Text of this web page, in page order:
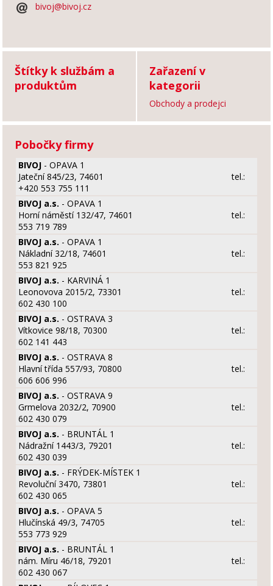
bivoj@bivoj.cz
Štítky k službám a
produktům
Zařazení v
kategorii
Obchody a prodejci
Pobočky firmy
BIVOJ - OPAVA 1
Jateční 845/23, 74601
tel.:
+420 553 755 111
BIVOJ a.s. - OPAVA 1
Horní náměstí 132/47, 74601
tel.:
553 719 789
BIVOJ a.s. - OPAVA 1
Nákladní 32/18, 74601
tel.:
553 821 925
BIVOJ a.s. - KARVINÁ 1
Leonovova 2015/2, 73301
tel.:
602 430 100
BIVOJ a.s. - OSTRAVA 3
Vítkovice 98/18, 70300
tel.:
602 141 443
BIVOJ a.s. - OSTRAVA 8
Hlavní třída 557/93, 70800
tel.:
606 606 996
BIVOJ a.s. - OSTRAVA 9
Grmelova 2032/2, 70900
tel.:
602 430 079
BIVOJ a.s. - BRUNTÁL 1
Nádražní 1443/3, 79201
tel.:
602 430 039
BIVOJ a.s. - FRÝDEK-MÍSTEK 1
Revoluční 3470, 73801
tel.:
602 430 065
BIVOJ a.s. - OPAVA 5
Hlučínská 49/3, 74705
tel.:
553 773 929
BIVOJ a.s. - BRUNTÁL 1
nám. Míru 46/18, 79201
tel.:
602 430 067